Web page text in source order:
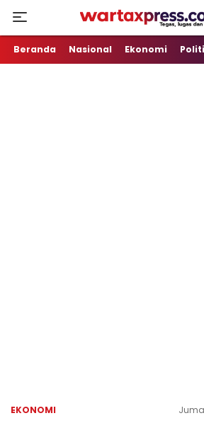
WartaXpress
Tegas, Lugas dan
Beranda Nasional Ekonomi
EKONOMI